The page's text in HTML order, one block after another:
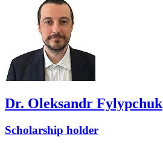
Dr. Oleksandr Fylypchuk
Scholarship holder